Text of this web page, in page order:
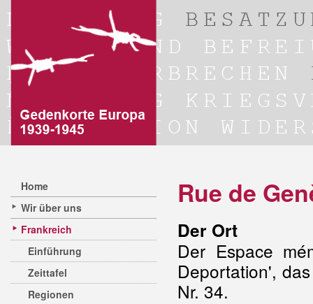
Home
Wir über uns
Frankreich
Einführung
Zeittafel
Regionen
Rue de
Der Ort
Der Espace
Deportation',
Nr. 34.